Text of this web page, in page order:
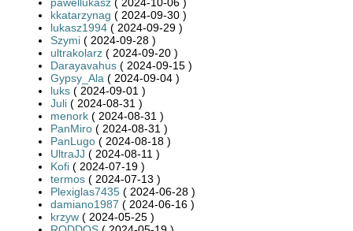
kkatarzynag ( 2024-09-30 )
lukasz1994 ( 2024-09-29 )
Szymi ( 2024-09-28 )
ultrakolarz ( 2024-09-20 )
Darayavahus ( 2024-09-15 )
Gypsy_Ala ( 2024-09-04 )
luks ( 2024-09-01 )
Juli ( 2024-08-31 )
menork ( 2024-08-31 )
PanMiro ( 2024-08-31 )
PanLugo ( 2024-08-18 )
UltraJJ ( 2024-08-11 )
Kofi ( 2024-07-19 )
termos ( 2024-07-13 )
Plexiglas7435 ( 2024-06-28 )
damiano1987 ( 2024-06-16 )
krzyw ( 2024-05-25 )